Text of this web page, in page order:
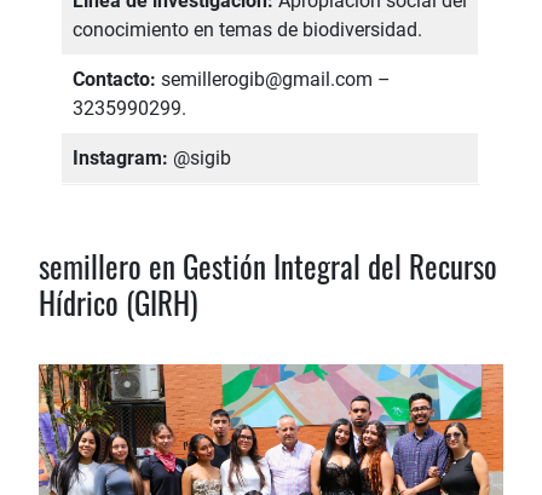
conocimiento en temas de biodiversidad.
Contacto:semillerogib@gmail.com –
3235990299.
Instagram: @sigib
semillero en Gestión Integral del Recurso
Hídrico (GIRH)